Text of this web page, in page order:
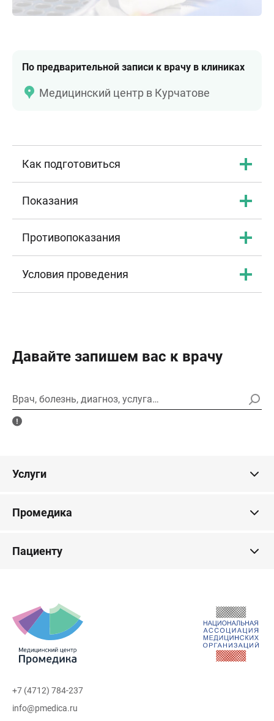
По предварительной записи к врачу в клиниках
Медицинский центр в Курчатове
Как подготовиться
Показания
Противопоказания
Условия проведения
Давайте запишем вас к врачу
Врач, болезнь, диагноз, услуга…
Услуги
Промедика
Пациенту
+7 (4712) 784-237
info@pmedica.ru